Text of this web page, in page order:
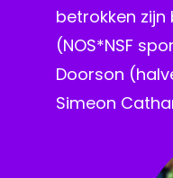
betrokken
(NOS*NSF
Doorson
Simeon